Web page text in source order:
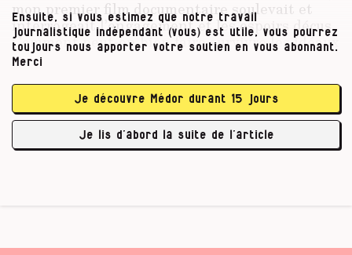
mon premier film documentaire soulevait et
interrogeait l’engagement et les espoirs déçus.
Comment peut-on bien faire survivre les idéaux
révolutionnaires en vivant sous un régime
Fattah al-Sissi ? Depuis la destitution du
président islamiste Mohamed Morsi et la
reprise du pouvoir par l’armée à l’été 2013, il y
Ensuite, si vous estimez que notre travail
journalistique indépendant (vous) est utile, vous pourrez
toujours nous apporter votre soutien en vous abonnant.
Merci
Je découvre Médor durant 15 jours
Je lis d’abord la suite de l’article